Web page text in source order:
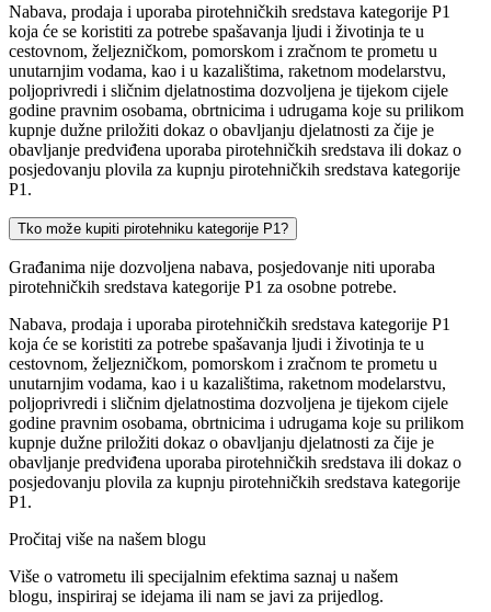
Nabava, prodaja i uporaba pirotehničkih sredstava kategorije P1
koja će se koristiti za potrebe spašavanja ljudi i životinja te u
cestovnom, željezničkom, pomorskom i zračnom te prometu u
unutarnjim vodama, kao i u kazalištima, raketnom modelarstvu,
poljoprivredi i sličnim djelatnostima dozvoljena je tijekom cijele
godine pravnim osobama, obrtnicima i udrugama koje su prilikom
kupnje dužne priložiti dokaz o obavljanju djelatnosti za čije je
obavljanje predviđena uporaba pirotehničkih sredstava ili dokaz o
posjedovanju plovila za kupnju pirotehničkih sredstava kategorije
P1.
Tko može kupiti pirotehniku kategorije P1?
Građanima nije dozvoljena nabava, posjedovanje niti uporaba
pirotehničkih sredstava kategorije P1 za osobne potrebe.
Nabava, prodaja i uporaba pirotehničkih sredstava kategorije P1
koja će se koristiti za potrebe spašavanja ljudi i životinja te u
cestovnom, željezničkom, pomorskom i zračnom te prometu u
unutarnjim vodama, kao i u kazalištima, raketnom modelarstvu,
poljoprivredi i sličnim djelatnostima dozvoljena je tijekom cijele
godine pravnim osobama, obrtnicima i udrugama koje su prilikom
kupnje dužne priložiti dokaz o obavljanju djelatnosti za čije je
obavljanje predviđena uporaba pirotehničkih sredstava ili dokaz o
posjedovanju plovila za kupnju pirotehničkih sredstava kategorije
P1.
Pročitaj više na našem blogu
Više o vatrometu ili specijalnim efektima saznaj u našem
blogu, inspiriraj se idejama ili nam se javi za prijedlog.